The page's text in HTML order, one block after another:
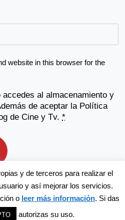
website in this browser for the
al almacenamiento y
de aceptar la Política
de Cine y Tv.*
de Cine y TV
y de terceros para realizar el
y así mejorar los servicios.
o leer más información. Si das
autorizas su uso.